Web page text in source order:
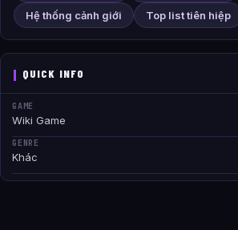
Hệ thống cảnh giới
Top list tiên hiệp
QUICK INFO
GAME
Wiki Game
GENRE
Khác